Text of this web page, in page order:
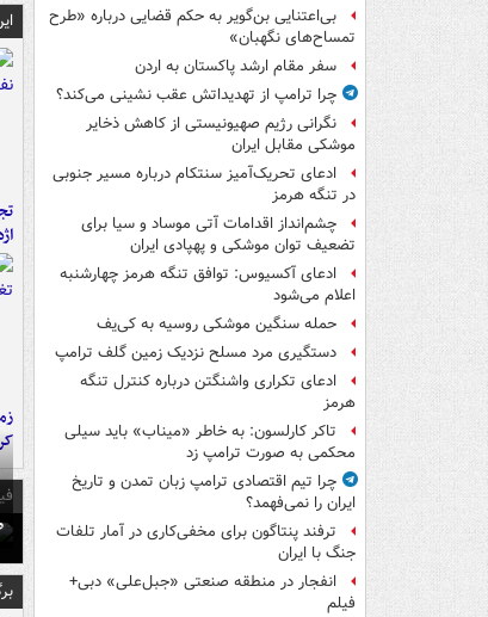
بی‌اعتنایی بن‌گویر به حکم قضایی درباره «طرح
تمساح‌های نگهبان»
سفر مقام ارشد پاکستان به اردن
چرا ترامپ از تهدیداتش عقب نشینی می‌کند؟
نگرانی رژیم صهیونیستی از کاهش ذخایر
موشکی مقابل ایران
ادعای تحریک‌آمیز سنتکام درباره مسیر جنوبی
در تنگه هرمز
چشم‌انداز اقدامات آتی موساد و سیا برای
تضعیف توان موشکی و پهپادی ایران
ادعای آکسیوس: توافق تنگه هرمز چهارشنبه
اعلام می‌شود
حمله سنگین موشکی روسیه به کی‌یف
دستگیری مرد مسلح نزدیک زمین گلف ترامپ
ادعای تکراری واشنگتن درباره کنترل تنگه
هرمز
تاکر کارلسون: به خاطر «میناب» باید سیلی
محکمی به صورت ترامپ زد
چرا تیم اقتصادی ترامپ زبان تمدن و تاریخ
ایران را نمی‌فهمد؟
ترفند پنتاگون برای مخفی‌کاری در آمار تلفات
جنگ با ایران
انفجار در منطقه صنعتی «جبل‌علی» دبی+
فیلم